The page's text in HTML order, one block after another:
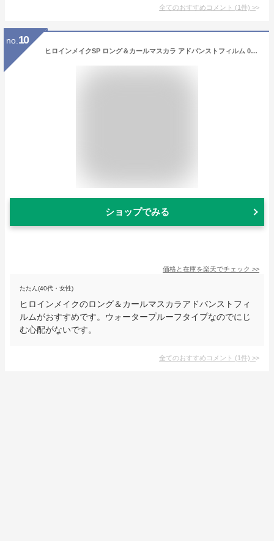
全てのおすすめコメント (1件) >
no. 10
ヒロインメイクSP ロング＆カールマスカラ アドバンストフィルム 01 漆黒ブラック 6g 【メール便可】
ショップでみる
価格と在庫を楽天でチェック >>
たたん(40代・女性)
ヒロインメイクのロング＆カールマスカラアドバンストフィ
ルムがおすすめです。ウォータープルーフタイプなのでにじ
む心配がないです。
全てのおすすめコメント (1件) >